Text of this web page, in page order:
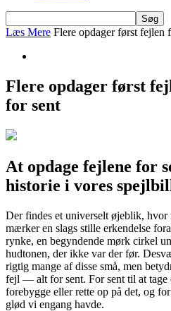
Læs Mere Flere opdager først fejlen
Flere opdager først
for sent
At opdage fejlene for
historie i vores
Der findes et universelt øjeblik, hvor
mærker en slags stille erkendelse
rynke, en begyndende mørk cirkel
hudtonen, der ikke var der før.
rigtig mange af disse små, men
fejl — alt for sent. For sent til at
forebygge eller rette op på det, og
glød vi engang havde.